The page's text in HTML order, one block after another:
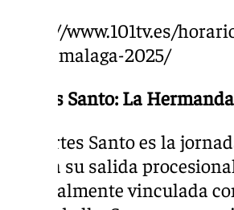
https://www.101tv.es/
santa-malaga-2025/
Martes Santo: La
El Martes Santo es la
realiza su salida
especialmente vinculada